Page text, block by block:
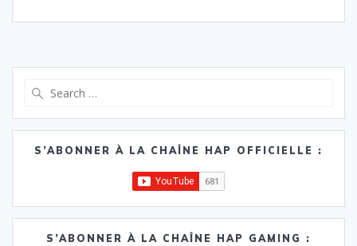
S’ABONNER À LA CHAÎNE HAP OFFICIELLE :
S’ABONNER À LA CHAÎNE HAP GAMING :